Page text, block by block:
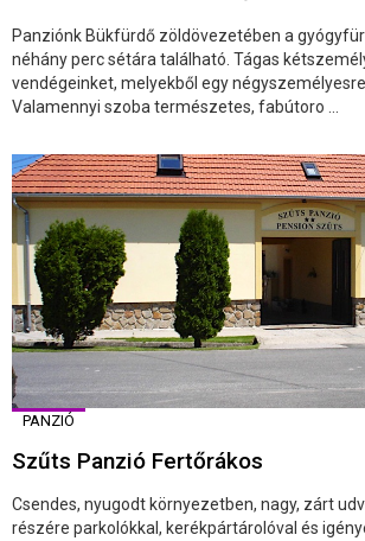
Panziónk Bükfürdő zöldövezetében a
néhány perc sétára található. Tágas
vendégeinket, melyekből egy
Valamennyi szoba természetes, fabútoro ...
PANZIÓ
Szűts Panzió Fertőrákos
Csendes, nyugodt környezetben, nagy, zárt
részére parkolókkal, kerékpártárolóval és